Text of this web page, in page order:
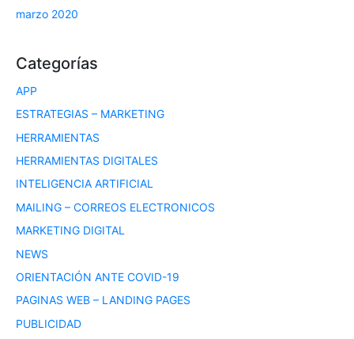
marzo 2020
Categorías
APP
ESTRATEGIAS – MARKETING
HERRAMIENTAS
HERRAMIENTAS DIGITALES
INTELIGENCIA ARTIFICIAL
MAILING – CORREOS ELECTRONICOS
MARKETING DIGITAL
NEWS
ORIENTACIÓN ANTE COVID-19
PAGINAS WEB – LANDING PAGES
PUBLICIDAD